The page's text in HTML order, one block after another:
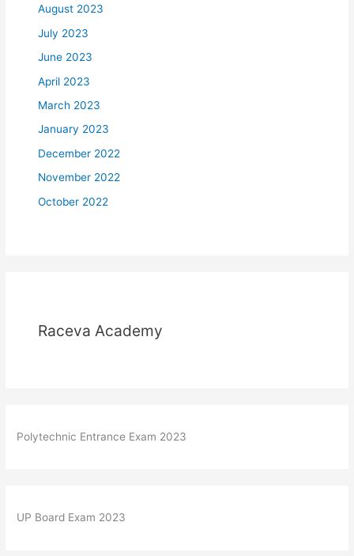
August 2023
July 2023
June 2023
April 2023
March 2023
January 2023
December 2022
November 2022
October 2022
Raceva Academy
Polytechnic Entrance Exam 2023
UP Board Exam 2023